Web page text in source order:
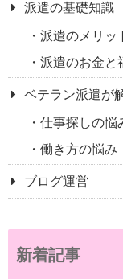
派遣の基礎知識
派遣のメリッ
派遣のお金と
ベテラン派遣が
仕事探しの悩
働き方の悩み
ブログ運営
新着記事